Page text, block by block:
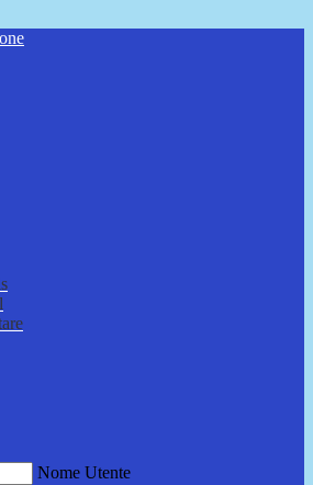
Nome Utente